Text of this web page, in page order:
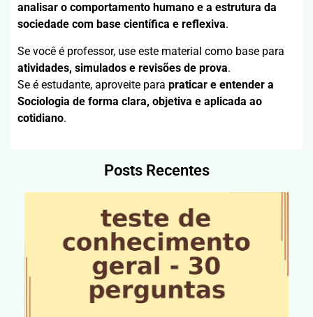
analisar o comportamento humano e a estrutura da
sociedade com base científica e reflexiva.
Se você é professor, use este material como base para
atividades, simulados e revisões de prova.
Se é estudante, aproveite para praticar e entender a
Sociologia de forma clara, objetiva e aplicada ao
cotidiano.
Posts Recentes